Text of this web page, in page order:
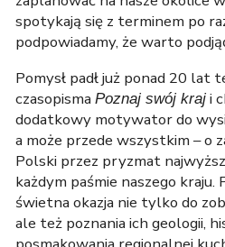
spotykają się z terminem po
podpowiadamy, że warto
Pomysł padł już ponad 20 lat
czasopisma Poznaj swój kraji
dodatkowy motywator do
a może przede wszystkim – o
Polski przez pryzmat
każdym paśmie naszego
świetna okazja nie tylko do
ale też poznania ich geologii,